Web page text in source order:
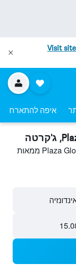
Visit
איפה להתארח
חיפוש והשוואתמלונות בקרבת מקום Plaza Glodok ממאות